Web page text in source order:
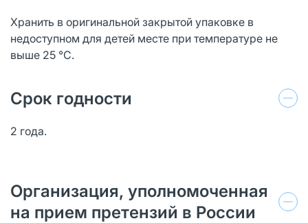
Хранить в оригинальной закрытой упаковке в
недоступном для детей месте при температуре не
выше 25 °С.
Срок годности
2 года.
Организация, уполномоченная
на прием претензий в России